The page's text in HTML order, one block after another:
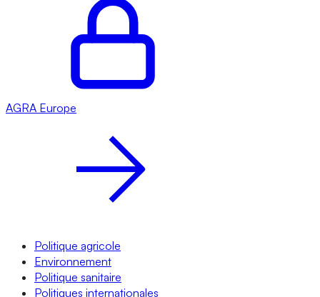
AGRA Europe
Politique agricole
Environnement
Politique sanitaire
Politiques internationales